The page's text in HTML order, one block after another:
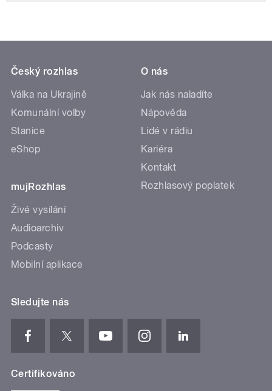
Český rozhlas
Válka na Ukrajině
Komunální volby
Stanice
eShop
mujRozhlas
Živé vysílání
Audioarchiv
Podcasty
Mobilní aplikace
O nás
Jak nás naladíte
Nápověda
Lidé v rádiu
Kariéra
Kontakt
Rozhlasový poplatek
Sledujte nás
Certifikováno